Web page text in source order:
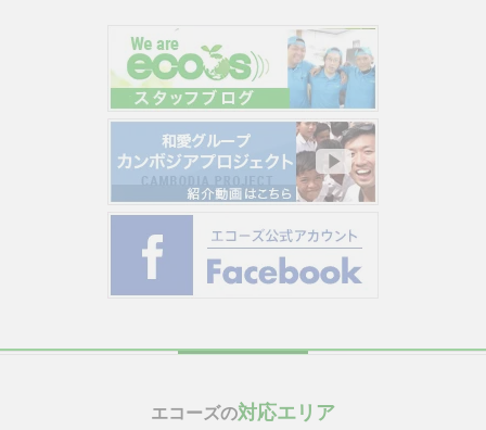
エコーズの対応エリア